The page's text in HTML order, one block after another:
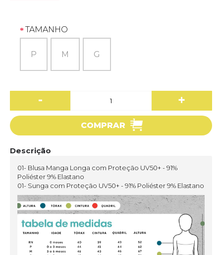
TAMANHO
P M G
- +
COMPRAR
Descrição
01- Blusa Manga Longa com Proteção UV50+ - 91%
Poliéster 9% Elastano
01- Sunga com Proteção UV50+ - 91% Poliéster 9% Elastano